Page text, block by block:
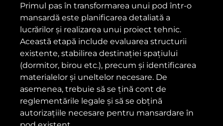
Primul pas în transformarea unui pod într-o
mansardă este planificarea detaliată a
lucrărilor și realizarea unui proiect tehnic.
Această etapă include evaluarea structurii
existente, stabilirea destinației spațiului
(dormitor, birou etc.), precum și identificarea
materialelor și uneltelor necesare. De
asemenea, trebuie să se țină cont de
reglementările legale și să se obțină
autorizațiile necesare pentru mansardare în